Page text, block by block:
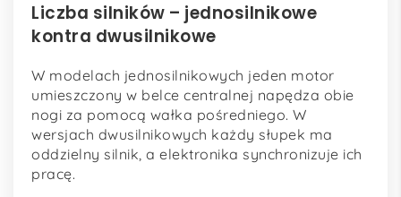
Liczba silników – jednosilnikowe
kontra dwusilnikowe
W modelach jednosilnikowych jeden motor
umieszczony w belce centralnej napędza obie
nogi za pomocą wałka pośredniego. W
wersjach dwusilnikowych każdy słupek ma
oddzielny silnik, a elektronika synchronizuje ich
pracę.